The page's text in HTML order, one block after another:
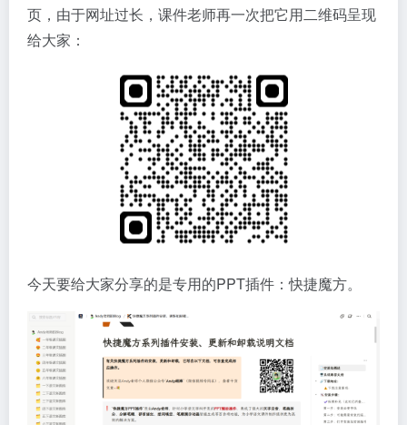
页，由于网址过长，课件老师再一次把它用二维码呈现
给大家：
今天要给大家分享的是专用的PPT插件：快捷魔方。